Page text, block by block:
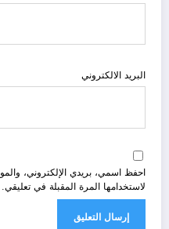
البريد الالكتروني
احفظ اسمي، بريدي الإلكتروني،
لاستخدامها المرة المقبلة في تعليقي.